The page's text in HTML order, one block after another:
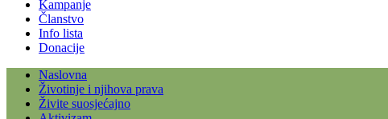
Kampanje
Članstvo
Info lista
Donacije
Naslovna
Životinje i njihova prava
Živite suosjećajno